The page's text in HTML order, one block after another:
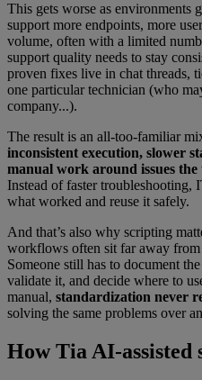
This gets worse as environments
support more endpoints, more
volume, often with a limited
support quality needs to stay
proven fixes live in chat threads,
one particular technician (who
company...).
The result is an all-too-familiar
inconsistent execution, slower
manual work around issues the
Instead of faster troubleshooting,
what worked and reuse it safely.
And that’s also why scripting
workflows often sit far away from
Someone still has to document
validate it, and decide where to
manual, standardization never
solving the same problems over
How Tia AI-